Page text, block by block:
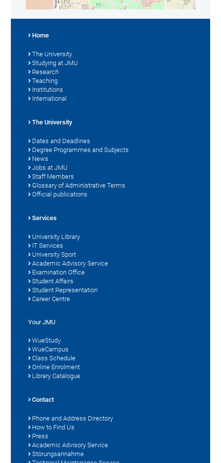
Home
The University
Studying at JMU
Research
Teaching
Institutions
International
The University
Dates and Deadlines
Degree Programmes and Subjects
News
Jobs at JMU
Staff Members
Glossary of Administrative Terms
Official publications
Services
University Library
IT Services
University Sport
Academic Advisory Service
Examination Office
Student Affairs
Student Representation
Career Centre
Your JMU
WueStudy
WueCampus
Class Schedule
Online Enrolment
Library Catalogue
Contact
Phone and Address Directory
How to Find Us
Press
Academic Advisory Service
Störungsannahme